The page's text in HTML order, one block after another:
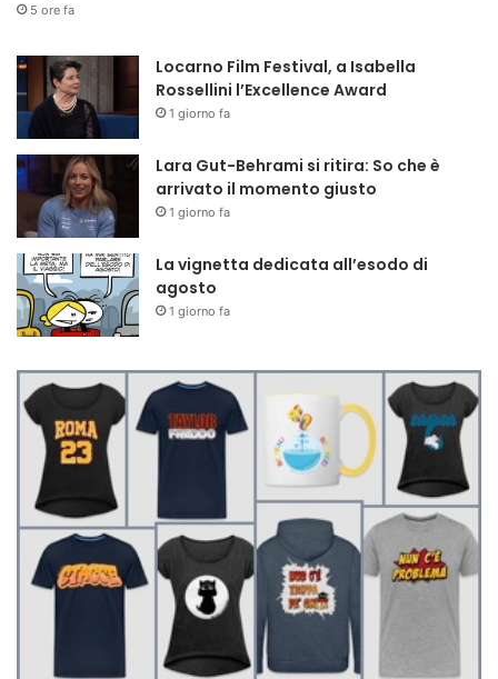
5 ore fa
Locarno Film Festival, a Isabella
Rossellini l’Excellence Award
1 giorno fa
Lara Gut-Behrami si ritira: So che è
arrivato il momento giusto
1 giorno fa
La vignetta dedicata all’esodo di
agosto
1 giorno fa